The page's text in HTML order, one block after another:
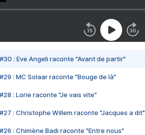
#30 : Eve Angeli raconte "Avant de partir"
#29 : MC Solaar raconte "Bouge de là"
#28 : Lorie raconte "Je vais vite"
#27 : Christophe Willem raconte "Jacques a dit"
#26 : Chimène Badi raconte "Entre nous"